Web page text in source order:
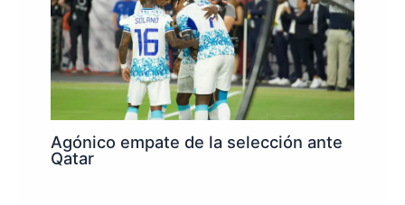
Agónico empate de la selección ante
Qatar